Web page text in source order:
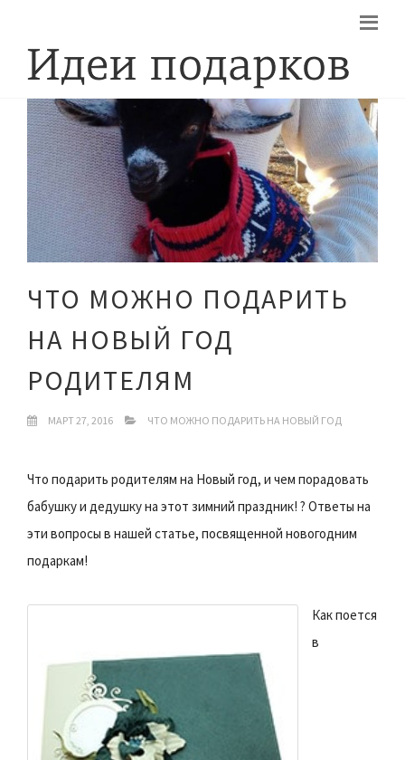
ЧТО МОЖНО ПОДАРИТЬ
НА НОВЫЙ ГОД
РОДИТЕЛЯМ
МАРТ 27, 2016 ЧТО МОЖНО ПОДАРИТЬ НА НОВЫЙ ГОД
Что подарить родителям на Новый год, и чем порадовать
бабушку и дедушку на этот зимний праздник! ? Ответы на
эти вопросы в нашей статье, посвященной новогодним
подаркам!
Как поется
в